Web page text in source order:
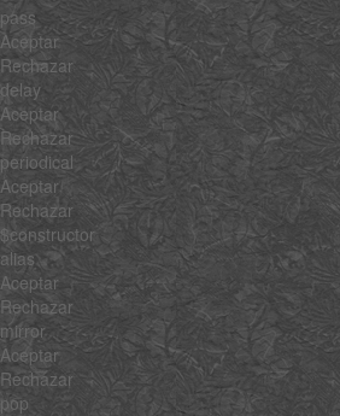
pass
Aceptar
Rechazar
delay
Aceptar
Rechazar
periodical
Aceptar
Rechazar
$constructor
alias
Aceptar
Rechazar
mirror
Aceptar
Rechazar
pop